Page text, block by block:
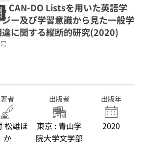
CAN-DO Listsを用いた英語学
ー及び学習意識から見た一般学
に関する縦断的研究(2020)
著者
松雄ほ
か
出版者
東京 : 青山学
院大学文学部
出版年
2020